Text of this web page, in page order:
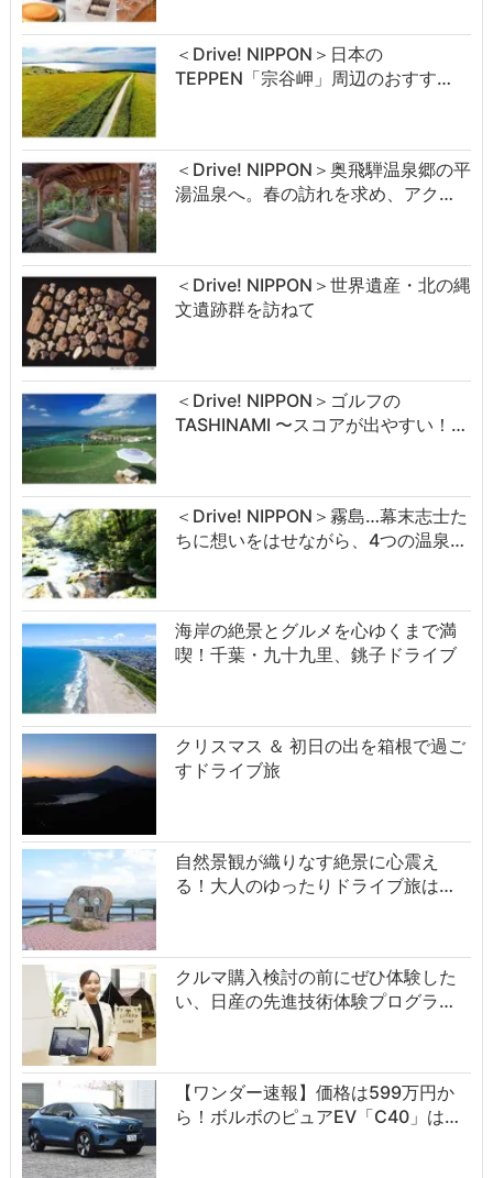
＜Drive! NIPPON＞日本の
TEPPEN「宗谷岬」周辺のおすす…
＜Drive! NIPPON＞奥飛騨温泉郷の平
湯温泉へ。春の訪れを求め、アク…
＜Drive! NIPPON＞世界遺産・北の縄
文遺跡群を訪ねて
＜Drive! NIPPON＞ゴルフの
TASHINAMI 〜スコアが出やすい！…
＜Drive! NIPPON＞霧島…幕末志士た
ちに想いをはせながら、4つの温泉…
海岸の絶景とグルメを心ゆくまで満
喫！千葉・九十九里、銚子ドライブ
クリスマス ＆ 初日の出を箱根で過ご
すドライブ旅
自然景観が織りなす絶景に心震え
る！大人のゆったりドライブ旅は…
クルマ購入検討の前にぜひ体験した
い、日産の先進技術体験プログラ…
【ワンダー速報】価格は599万円か
ら！ボルボのピュアEV「C40」は…